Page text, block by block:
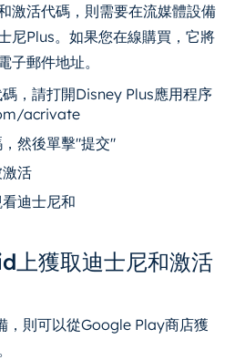
激活代碼，則需要在流媒體設備
尼Plus。如果您在線購買，它將
子郵件地址。
，請打開Disney Plus應用程序
acrivate
然後單擊"提交"
活
迪士尼和
上獲取迪士尼和激活
，則可以從Google Play商店獲